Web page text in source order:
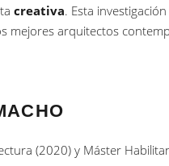
creativa. Esta
mejores arquitectos
(2020) y Máster